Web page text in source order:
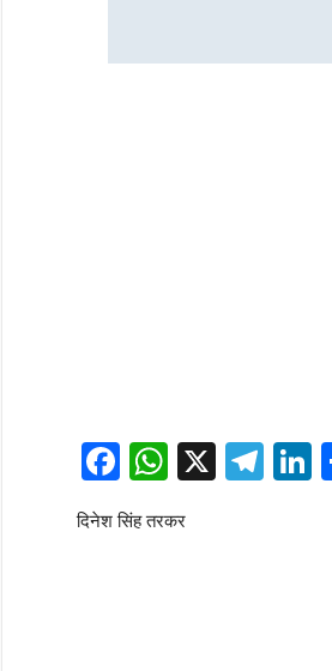
Facebook
X
दिनेश सिंह तरकर